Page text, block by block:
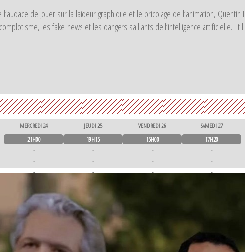
de jouer sur la laideur graphique et le bricolage de l’animation,
les fake-news et les dangers saillants de l’intelligence artificielle.
MERCREDI 24
21H00
-
-
-
-
JEUDI 25
19H15
-
-
-
VENDREDI 26
15H00
-
-
-
SAMEDI 27
17H20
-
-
-